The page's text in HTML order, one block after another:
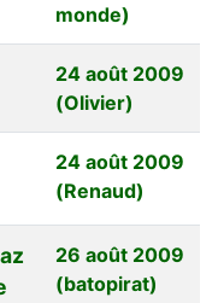
monde)
24 août 2009
(Olivier)
24 août 2009
(Renaud)
26 août 2009
(batopirat)